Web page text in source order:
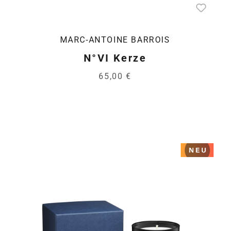
MARC-ANTOINE BARROIS
N°VI Kerze
65,00 €